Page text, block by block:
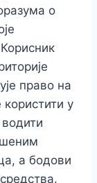
о
право на
у
а бодови